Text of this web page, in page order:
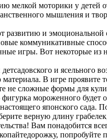
мелкой моторики у
мышления и
и
коммуникативные
игры. Вот некоторые из
и ясельного
В игре
сложные формы для
мороженного
японского сада.
верную длину
Вам понадобится